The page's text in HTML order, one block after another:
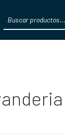
search